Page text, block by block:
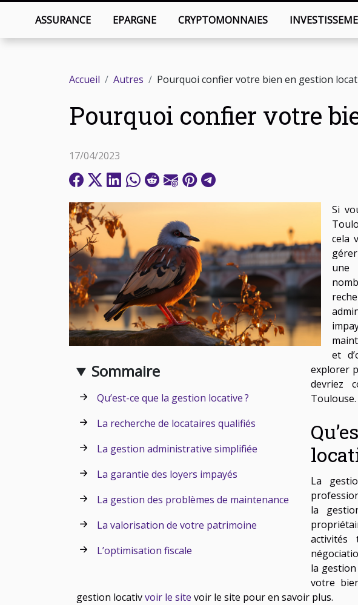
ASSURANCE EPARGNE CRYPTOMONNAIES
Accueil Autres Pourquoi confier votre bien en gestion
Pourquoi confier votre
17/04/2023
Sommaire
Qu’est-ce que la gestion locative ?
La recherche de locataires qualifiés
La gestion administrative simplifiée
La garantie des loyers impayés
La gestion des problèmes de maintenance
La valorisation de votre patrimoine
L’optimisation fiscale
Si
cela
une
et
explorer
devriez
Toulouse.
La
la
activités
la
votre
gestion locativvoir le site voir le site pour en savoir plus.